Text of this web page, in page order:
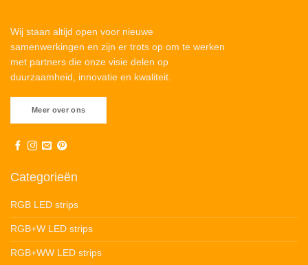
Wij staan altijd open voor nieuwe
samenwerkingen en zijn er trots op om te werken
met partners die onze visie delen op
duurzaamheid, innovatie en kwaliteit.
Meer over ons
Categorieën
RGB LED strips
RGB+W LED strips
RGB+WW LED strips